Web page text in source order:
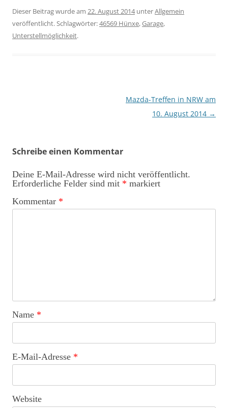
Dieser Beitrag wurde am 22. August 2014unterAllgemein
veröffentlicht. Schlagwörter:46569 Hünxe,Garage,
Unterstellmöglichkeit.
Mazda-Treffen in NRW am
10. August 2014 →
Schreibe einen Kommentar
Deine E-Mail-Adresse wird nicht veröffentlicht.
Erforderliche Felder sind mit * markiert
Kommentar *
Name *
E-Mail-Adresse *
Website